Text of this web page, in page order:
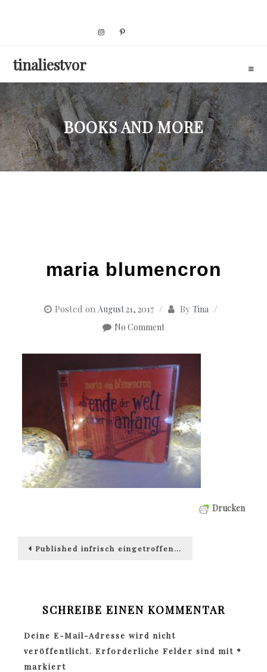
tinaliestvor
BOOKS AND MORE
maria blumencron
Posted on August 21, 2017 By Tina
No Comment
Drucken
Beitragsnavigation
Published infrisch eingetroffen…
SCHREIBE EINEN KOMMENTAR
Deine E-Mail-Adresse wird nicht
veröffentlicht. Erforderliche Felder sind mit *
markiert